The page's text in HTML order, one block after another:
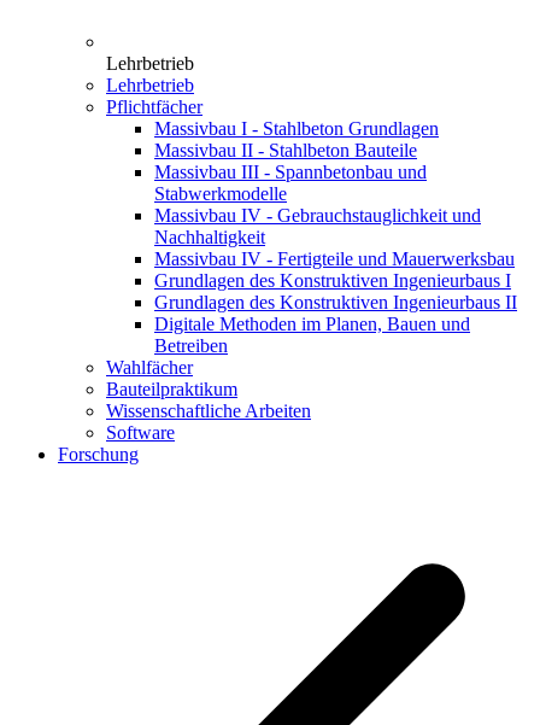
Lehrbetrieb
Lehrbetrieb
Pflichtfächer
Massivbau I - Stahlbeton Grundlagen
Massivbau II - Stahlbeton Bauteile
Massivbau III - Spannbetonbau und
Stabwerkmodelle
Massivbau IV - Gebrauchstauglichkeit und
Nachhaltigkeit
Massivbau IV - Fertigteile und Mauerwerksbau
Grundlagen des Konstruktiven Ingenieurbaus I
Grundlagen des Konstruktiven Ingenieurbaus II
Digitale Methoden im Planen, Bauen und
Betreiben
Wahlfächer
Bauteilpraktikum
Wissenschaftliche Arbeiten
Software
Forschung